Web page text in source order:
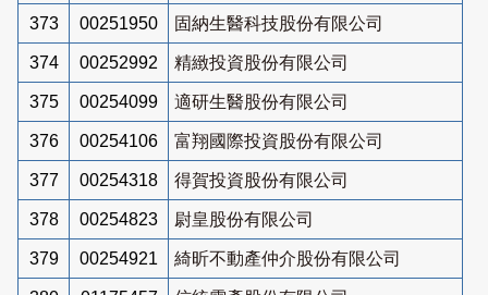
373 00251950 固納生醫科技股份有限公司
374 00252992 精緻投資股份有限公司
375 00254099 適研生醫股份有限公司
376 00254106 富翔國際投資股份有限公司
377 00254318 得賀投資股份有限公司
378 00254823 尉皇股份有限公司
379 00254921 綺昕不動產仲介股份有限公司